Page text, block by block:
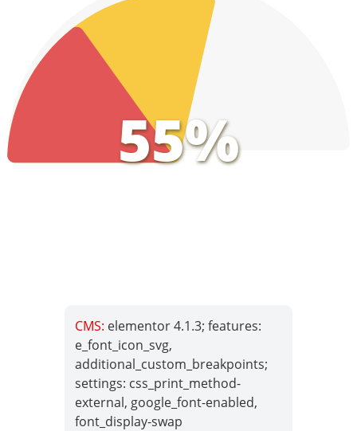
55%
CMS: elementor 4.1.3; features:
e_font_icon_svg,
additional_custom_breakpoints;
settings: css_print_method-
external, google_font-enabled,
font_display-swap